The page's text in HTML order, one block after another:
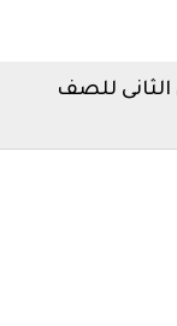
الثانى للصف